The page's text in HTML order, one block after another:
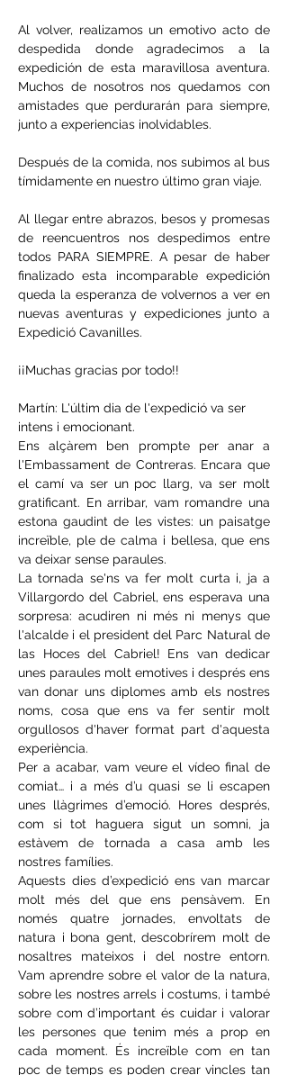
Al volver, realizamos un emotivo acto de
despedida donde agradecimos a la
expedición de esta maravillosa aventura.
Muchos de nosotros nos quedamos con
amistades que perdurarán para siempre,
junto a experiencias inolvidables.
Después de la comida, nos subimos al bus
tímidamente en nuestro último gran viaje.
Al llegar entre abrazos, besos y promesas
de reencuentros nos despedimos entre
todos PARA SIEMPRE. A pesar de haber
finalizado esta incomparable expedición
queda la esperanza de volvernos a ver en
nuevas aventuras y expediciones junto a
Expedició Cavanilles.
¡¡Muchas gracias por todo!!
Martín: L'últim dia de l'expedició va ser
intens i emocionant.
Ens alçàrem ben prompte per anar a
l'Embassament de Contreras. Encara que
el camí va ser un poc llarg, va ser molt
gratificant. En arribar, vam romandre una
estona gaudint de les vistes: un paisatge
increïble, ple de calma i bellesa, que ens
va deixar sense paraules.
La tornada se'ns va fer molt curta i, ja a
Villargordo del Cabriel, ens esperava una
sorpresa: acudiren ni més ni menys que
l'alcalde i el president del Parc Natural de
las Hoces del Cabriel! Ens van dedicar
unes paraules molt emotives i després ens
van donar uns diplomes amb els nostres
noms, cosa que ens va fer sentir molt
orgullosos d'haver format part d'aquesta
experiència.
Per a acabar, vam veure el vídeo final de
comiat… i a més d’u quasi se li escapen
unes llàgrimes d’emoció. Hores després,
com si tot haguera sigut un somni, ja
estàvem de tornada a casa amb les
nostres famílies.
Aquests dies d’expedició ens van marcar
molt més del que ens pensàvem. En
només quatre jornades, envoltats de
natura i bona gent, descobrírem molt de
nosaltres mateixos i del nostre entorn.
Vam aprendre sobre el valor de la natura,
sobre les nostres arrels i costums, i també
sobre com d’important és cuidar i valorar
les persones que tenim més a prop en
cada moment. És increïble com en tan
poc de temps es poden crear vincles tan